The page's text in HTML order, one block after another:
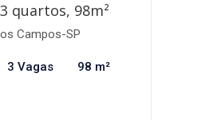
quartos, 98m²
Campos-SP
3 Vagas 98 m²